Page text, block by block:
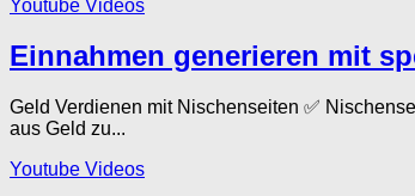
Youtube Videos
Einnahmen generieren mit
Geld Verdienen mit Nischenseiten ✅
aus Geld zu...
Youtube Videos